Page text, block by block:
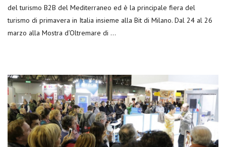
del turismo B2B del Mediterraneo ed è la principale fiera del
turismo di primavera in Italia insieme alla Bit di Milano. Dal 24 al 26
marzo alla Mostra d’Oltremare di …